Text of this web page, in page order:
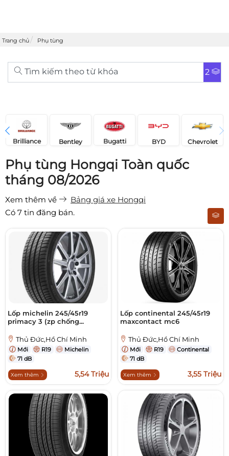
Trang chủ Phụ tùng
Tìm kiếm theo từ khóa 2
Brilliance Bentley Bugatti BYD Chevrolet
Phụ tùng Hongqi Toàn quốc
tháng 08/2026
Xem thêm về
Bảng giá xe Hongqi
Có 7 tin đăng bán.
Lốp michelin 245/45r19
primacy 3 (zp chống...
Thủ Đức,Hồ Chí Minh
Mới R19
Michelin
71 dB
Xem thêm 5,54 Triệu
Lốp continental 245/45r19
maxcontact mc6
Thủ Đức,Hồ Chí Minh
Mới R19
Continental
71 dB
Xem thêm 3,55 Triệu